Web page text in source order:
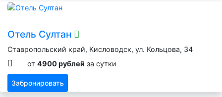
Отель Султан
Ставропольский край, Кисловодск, ул. Кольцова, 34
от 4900 рублей за сутки
Забронировать